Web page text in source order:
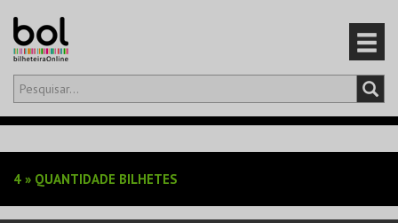
Olá,iniciar sessão
EVENTOS
4 » QUANTIDADE BILHETES